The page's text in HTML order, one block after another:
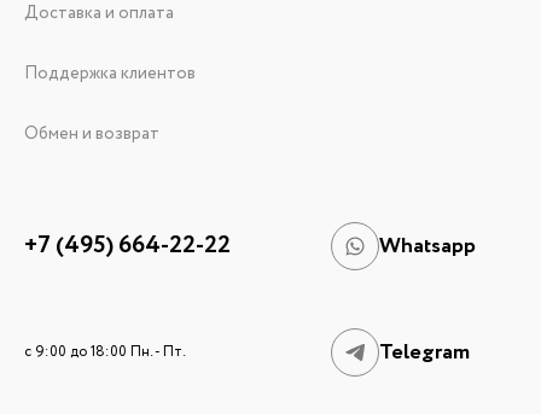
Доставка и оплата
Поддержка клиентов
Обмен и возврат
+7 (495) 664-22-22 Whatsapp
c 9:00 до 18:00 Пн. - Пт. Telegram